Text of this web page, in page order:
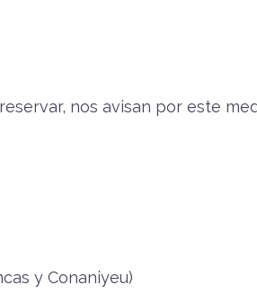
nos avisan por este
y Conaniyeu)